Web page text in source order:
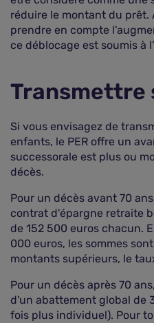
réduire le montant du prêt.
prendre en compte
ce déblocage est soumis à
Transmettre
Si vous envisagez de
enfants, le PER offre un
successorale est plus ou
décès.
Pour un décès avant 70
contrat d'épargne retraite
de 152 500 euros chacun.
000 euros, les sommes
montants supérieurs, le
Pour un décès après 70
d'un abattement global de
fois plus individuel). Pour